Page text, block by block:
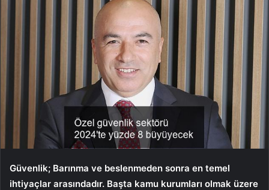
Güvenlik; Barınma ve beslenmeden sonra en temel
ihtiyaçlar arasındadır. Başta kamu kurumları olmak üzere